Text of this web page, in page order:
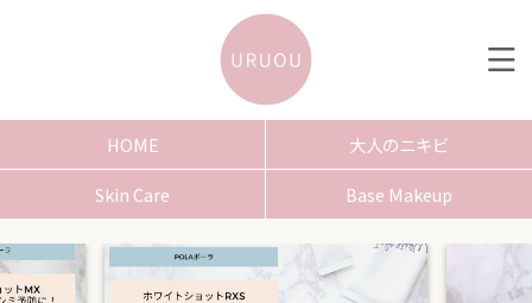
HOME
大人のニキビ
Skin Care
Base Makeup